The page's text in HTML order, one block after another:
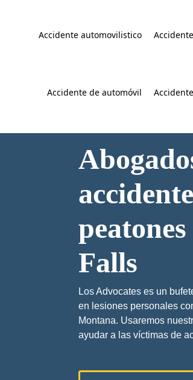
Accidente automovilistico
Accidente de automóvil
Falls
Los Advocates es un
en lesiones personales
Montana. Usaremos
ayudar a las víctimas de